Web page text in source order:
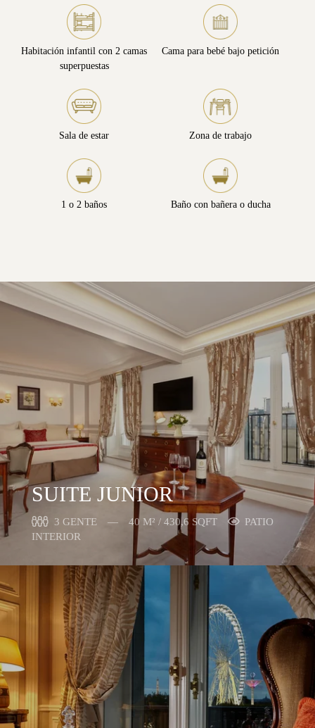
Habitación infantil con 2 camas
superpuestas
Cama para bebé bajo petición
Sala de estar Zona de trabajo
1 o 2 baños Baño con bañera o ducha
SUITE JUNIOR
3 GENTE 40 M² / 430,6 SQFT
PATIO
INTERIOR